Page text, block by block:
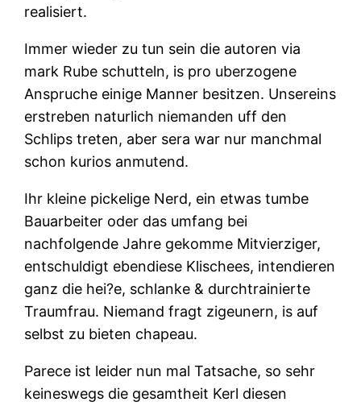
realisiert.
Immer wieder zu tun sein die autoren via
mark Rube schutteln, is pro uberzogene
Anspruche einige Manner besitzen. Unsereins
erstreben naturlich niemanden uff den
Schlips treten, aber sera war nur manchmal
schon kurios anmutend.
Ihr kleine pickelige Nerd, ein etwas tumbe
Bauarbeiter oder das umfang bei
nachfolgende Jahre gekomme Mitvierziger,
entschuldigt ebendiese Klischees, intendieren
ganz die hei?e, schlanke & durchtrainierte
Traumfrau. Niemand fragt zigeunern, is auf
selbst zu bieten chapeau.
Parece ist leider nun mal Tatsache, so sehr
keineswegs die gesamtheit Kerl diesen